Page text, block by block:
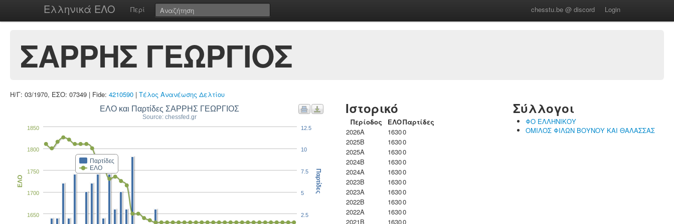
Ελληνικά ΕΛΟ Περί chesstu.be @ discord Login
ΣΑΡΡΗΣ ΓΕΩΡΓΙΟΣ
Η/Γ: 03/1970, ΕΣΟ: 07349 | Fide: 4210590 | Τέλος Ανανέωσης Δελτίου
ΕΛΟ και Παρτίδες ΣΑΡΡΗΣ ΓΕΩΡΓΙΟΣ
Source: chessfed.gr
Παρτίδες
ΕΛΟ
1650
1700
1750
1800
1850
ΕΛΟ
2.5
5
7.5
10
12.5
Παρτίδες
Ιστορικό
Περίοδος ΕΛΟΠαρτίδες
2026A
16300
2025B
16300
2025A
16300
2024B
16300
2024A
16300
2023B
16300
2023Α
16300
2022B
16300
2022A
16300
2021B
16300
Σύλλογοι
ΦΟ ΕΛΛΗΝΙΚΟΥ
ΟΜΙΛΟΣ ΦΙΛΩΝ ΒΟΥΝΟΥ ΚΑΙ ΘΑΛΑΣΣΑΣ